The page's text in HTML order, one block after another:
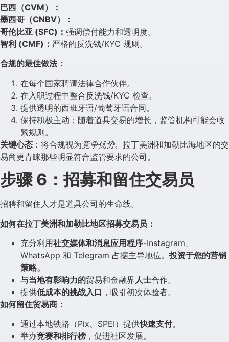
巴西（CVM）：
墨西哥（CNBV）：
哥伦比亚 (SFC)： 强调偿付能力和透明度。
智利 (CMF)： 严格的反洗钱/KYC 规则。
合规的最佳做法：
在每个国家聘请法律合作伙伴。
在入职过程中整合反洗钱/KYC 检查。
提供透明的西班牙语/葡萄牙语合同。
保持积极主动；随着道具交易的增长，监管机构可能会收
紧规则。
关键心态 ：将合规视为竞争优势。拉丁美洲和加勒比海地区的交
易商更青睐那些明显符合监管要求的公司。
步骤 6：招募和留住交易员
招聘和留住人才是道具公司的生命线。
如何在拉丁美洲和加勒比地区招募交易员：
充分利用社交媒体和消息应用程序-Instagram、
WhatsApp 和 Telegram 占据主导地位。 投资于您的营销
策略。
与当地有影响力的贸易和金融界 人士合作。
提供低成本的挑战入口 ，吸引初次体验者。
如何留住贸易商：
通过本地铁路（Pix、SPEI）提供快速支付。
举办竞赛和排行榜 ，促进社区发展。